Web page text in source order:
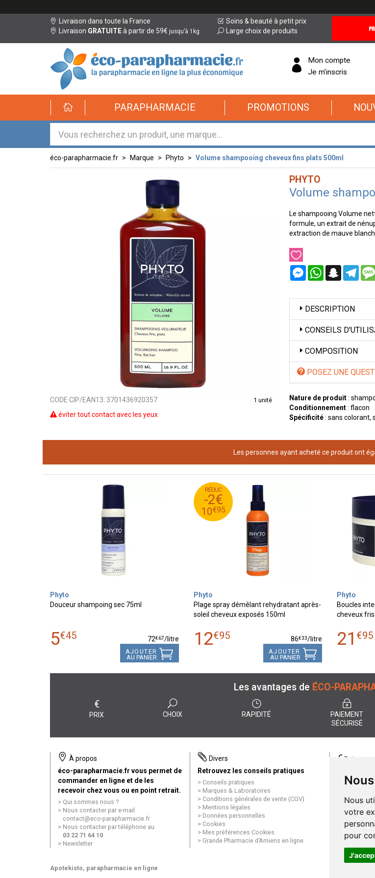
Nous
votre
pour
Livraison dans toute la France
Livraison GRATUITEà partir de 59€ jusqu’à 1kg
Soins & beauté à petit prix
Large choix de produits
Offres
éco-
parapharmacie.fr
éco-
parapharmacie.fr
Mon compte
Je m’inscris
PARAPHARMACIE PROMOTIONS
éco-parapharmacie.fr Marque Phyto Volume shampooing cheveux fins plats 500ml
CODE CIP/EAN13: 3701436920357 1 unité
éviter tout contact avec les yeux
PHYTO
Volume
Le shampooing Volume
formule, un extrait de
extraction de mauve
MessengerWhatsAppSnapchat
DESCRIPTION
CONSEILS
COMPOSITION
POSEZ UNE
Nature de produit:
Conditionnement: flacon
Spécificité: sans colorant,
Les personnes ayant acheté ce produit ont
Phyto
Douceur shampoing sec 75ml
5€45 72€67/litre
AJOUTER
AU PANIER
RÉDUC
-2€
10€95
12
€
95
10
€
95
Phyto
Plage spray démêlant rehydratant après-
soleil cheveux exposés 150ml
12€95 86€33/litre
AJOUTER
AU PANIER
Phyto
Boucles
cheveux
21 €95
Les avantages de ÉCO-
€
PRIX CHOIX RAPIDITÉ
PAIEMENT
SÉCURISÉ
À propos
éco-parapharmacie.fr vous permet de
commander en ligne et de les
recevoir chez vous ou en point retrait.
Qui sommes nous ?
Nous contacter par e-mail
contact@eco-parapharmacie.fr
Nous contacter par téléphone au
03 22 71 64 10
Newsletter
Divers
Retrouvez les conseils pratiques
Conseils pratiques
Marques & Laboratoires
Conditions générales de vente (CGV)
Mentions légales
Données personnelles
Cookies
Mes préférences Cookies
Grande Pharmacie d’Amiens en ligne
€Paiement
paiement
Paiement
Apotekisto, parapharmacie en ligne